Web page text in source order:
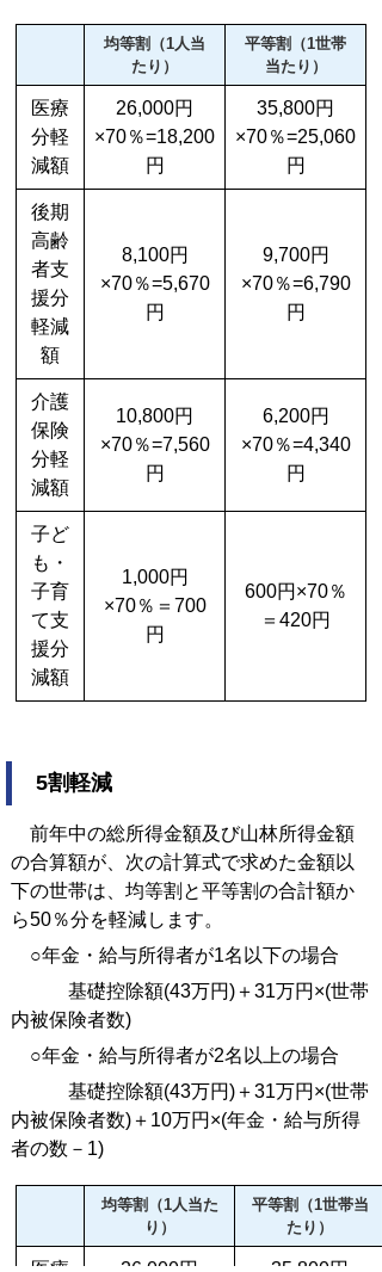
均等割（1人当
たり）
平等割（1世帯
当たり）
医療
分軽
減額
26,000円
×70％=18,200
円
35,800円
×70％=25,060
円
後期
高齢
者支
援分
軽減
額
8,100円
×70％=5,670
円
9,700円
×70％=6,790
円
介護
保険
分軽
減額
10,800円
×70％=7,560
円
6,200円
×70％=4,340
円
子ど
も・
子育
て支
援分
減額
1,000円
×70％＝700
円
600円×70％
＝420円
5割軽減
前年中の総所得金額及び山林所得金額
の合算額が、次の計算式で求めた金額以
下の世帯は、均等割と平等割の合計額か
ら50％分を軽減します。
○年金・給与所得者が1名以下の場合
基礎控除額(43万円)＋31万円×(世帯
内被保険者数)
○年金・給与所得者が2名以上の場合
基礎控除額(43万円)＋31万円×(世帯
内被保険者数)＋10万円×(年金・給与所得
者の数－1)
均等割（1人当た
り）
平等割（1世帯当
たり）